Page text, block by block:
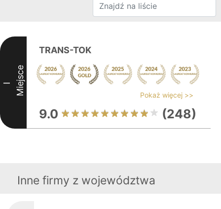
I Miejsce
TRANS-TOK
Pokaż więcej >>
9.0 (248)
Inne firmy z województwa